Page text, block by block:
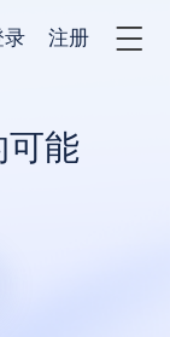
可能
录 注册